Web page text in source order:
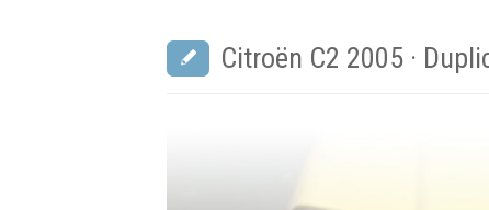
Citroën C2 2005 ·